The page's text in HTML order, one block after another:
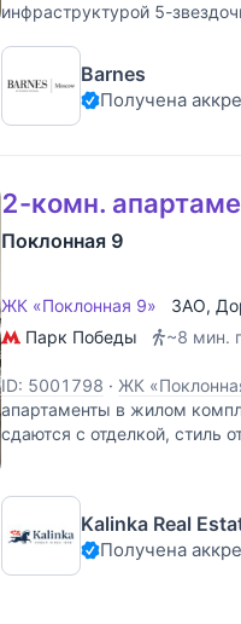
инфраструктурой 5-
Barnes
Получена
2-комн.
Поклонная 9
ЖК «Поклонная 9» ЗАО,
Парк Победы
~8 мин.
ID: 5001798 · ЖК
апартаменты в жилом
сдаются с отделкой, стиль
Kalinka Real
Получена